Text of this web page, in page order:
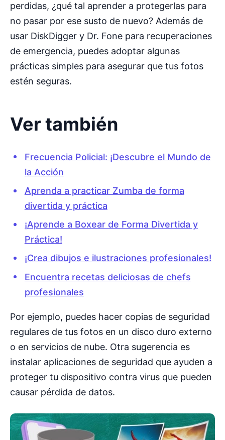
perdidas, ¿qué tal aprender a protegerlas para
no pasar por ese susto de nuevo? Además de
usar DiskDigger y Dr. Fone para recuperaciones
de emergencia, puedes adoptar algunas
prácticas simples para asegurar que tus fotos
estén seguras.
Ver también
Frecuencia Policial: ¡Descubre el Mundo de
la Acción
Aprenda a practicar Zumba de forma
divertida y práctica
¡Aprende a Boxear de Forma Divertida y
Práctica!
¡Crea dibujos e ilustraciones profesionales!
Encuentra recetas deliciosas de chefs
profesionales
Por ejemplo, puedes hacer copias de seguridad
regulares de tus fotos en un disco duro externo
o en servicios de nube. Otra sugerencia es
instalar aplicaciones de seguridad que ayuden a
proteger tu dispositivo contra virus que pueden
causar pérdida de datos.